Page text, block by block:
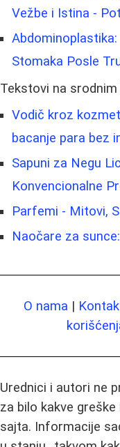
Vežbe i Istina -
Stomaka Posle
Tekstovi na
Vodič kroz
bacanje para bez
Sapuni za Negu
Konvencionalne
Parfemi - Mitovi,
Naočare za
O nama |
Urednici i autori ne
za bilo kakve
sajta. Informacije